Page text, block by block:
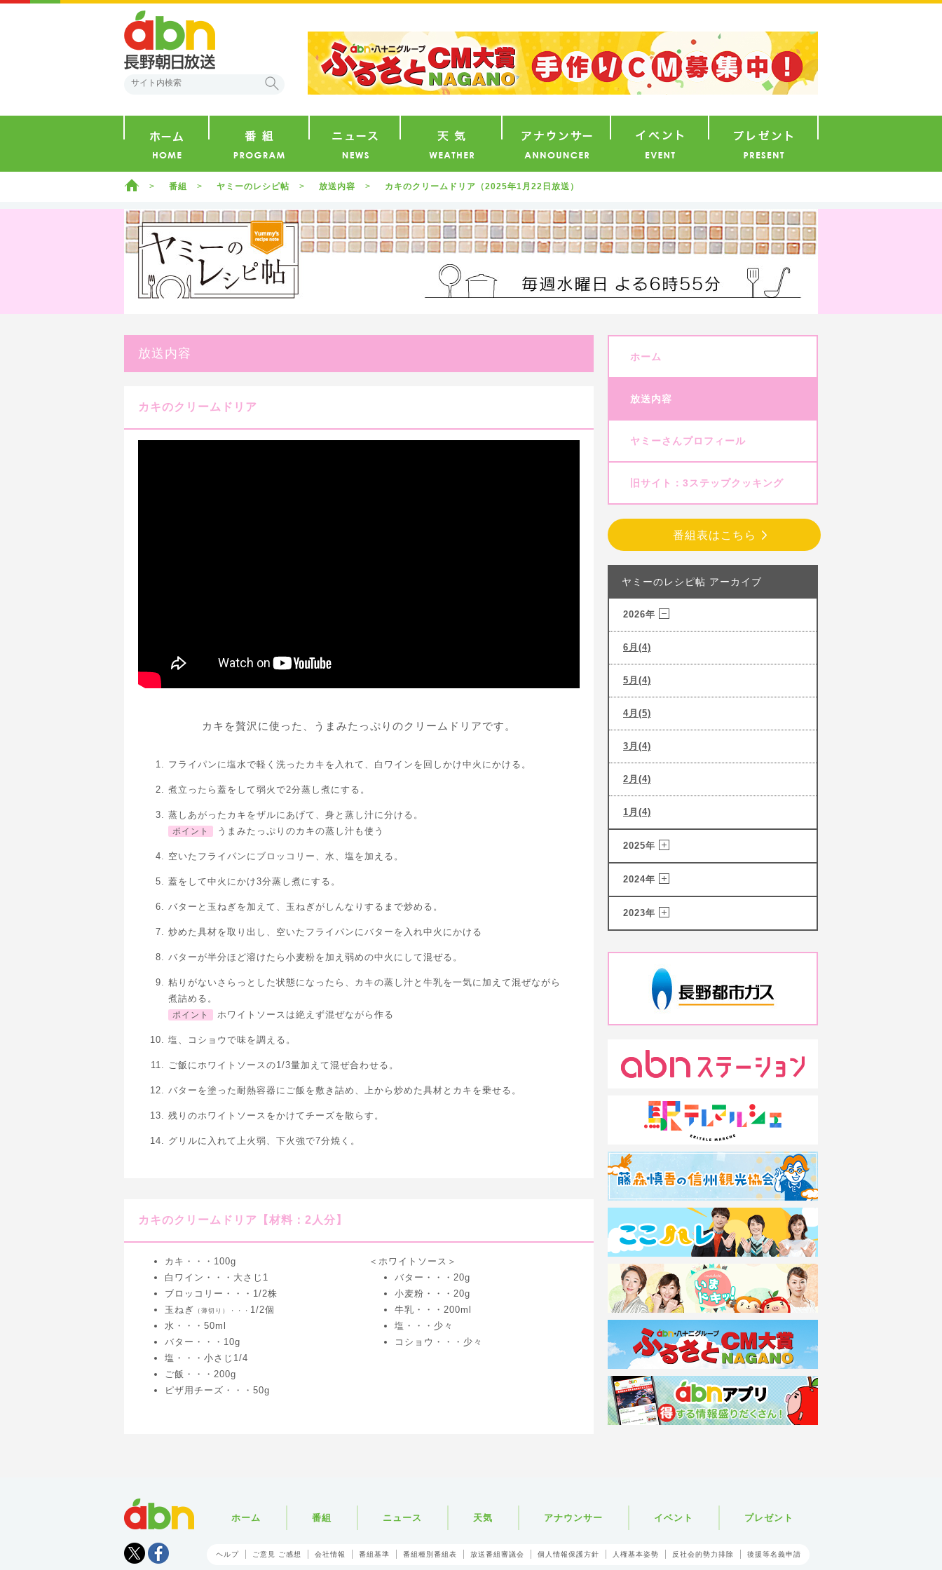
ホーム 番組 ヤミーのレシピ帖 放送内容 カキのクリームドリア（2025年1月22日放送）
放送内容
カキのクリームドリア
カキを贅沢に使った、うまみたっぷりのクリームドリアです。
フライパンに塩水で軽く洗ったカキを入れて、白ワインを回しかけ中火にかける。
煮立ったら蓋をして弱火で2分蒸し煮にする。
蒸しあがったカキをザルにあげて、身と蒸し汁に分ける。
ポイント うまみたっぷりのカキの蒸し汁も使う
空いたフライパンにブロッコリー、水、塩を加える。
蓋をして中火にかけ3分蒸し煮にする。
バターと玉ねぎを加えて、玉ねぎがしんなりするまで炒める。
炒めた具材を取り出し、空いたフライパンにバターを入れ中火にかける
バターが半分ほど溶けたら小麦粉を加え弱めの中火にして混ぜる。
粘りがないさらっとした状態になったら、カキの蒸し汁と牛乳を一気に加えて混ぜながら
煮詰める。
ポイント ホワイトソースは絶えず混ぜながら作る
塩、コショウで味を調える。
ご飯にホワイトソースの1/3量加えて混ぜ合わせる。
バターを塗った耐熱容器にご飯を敷き詰め、上から炒めた具材とカキを乗せる。
残りのホワイトソースをかけてチーズを散らす。
グリルに入れて上火弱、下火強で7分焼く。
カキのクリームドリア【材料：2人分】
カキ・・・100g
白ワイン・・・大さじ1
ブロッコリー・・・1/2株
玉ねぎ
（薄切り）・・・ 1/2個
水・・・50ml
バター・・・10g
塩・・・小さじ1/4
ご飯・・・200g
ピザ用チーズ・・・50g
＜ホワイトソース＞
バター・・・20g
小麦粉・・・20g
牛乳・・・200ml
塩・・・少々
コショウ・・・少々
ホーム
放送内容
ヤミーさんプロフィール
旧サイト：3ステップクッキング
番組表はこちら
ヤミーのレシピ帖 アーカイブ
2026年
6月(4)
5月(4)
4月(5)
3月(4)
2月(4)
1月(4)
2025年
2024年
2023年
Tweet
ホーム 番組 ニュース 天気 アナウンサー イベント プレゼント
ヘルプ ご意見 ご感想 会社情報 番組基準 番組種別番組表 放送番組審議会 個人情報保護方針 人権基本姿勢 反社会的勢力排除 後援等名義申請